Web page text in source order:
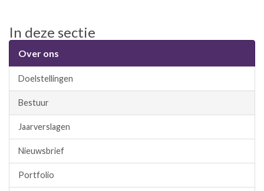
In deze sectie
Over ons
Doelstellingen
Bestuur
Jaarverslagen
Nieuwsbrief
Portfolio